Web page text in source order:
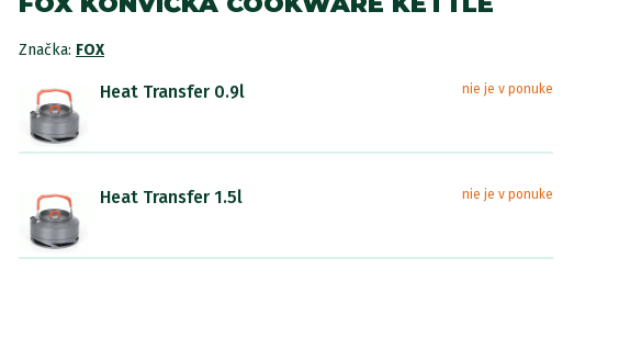
Značka: FOX
Heat Transfer 0.9l nie je v ponuke
Heat Transfer 1.5l nie je v ponuke